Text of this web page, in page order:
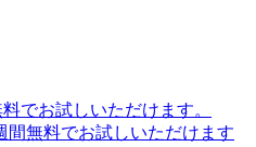
でお試しいただけます。
間無料でお試しいただけます